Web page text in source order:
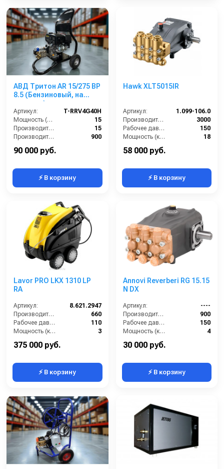
АВД Тритон AR 15/275 ВР
8.5 (Бензиновый, на
тележке)
Артикул:
T-RRV4G40H
Мощность (л/с):
15
Производительность (л/мин):
15
Производительность (л/ч):
900
Рабочее давление (бар):
90 000 руб.
⚡ В корзину
Hawk XLT5015IR
Артикул:
1.099-106.0
Производительность (л/ч):
3000
Рабочее давление (бар):
150
Мощность (кВт):
18
58 000 руб.
⚡ В корзину
Lavor PRO LKX 1310 LP
RA
Артикул:
8.621.2947
Производительность (л/ч):
660
Рабочее давление (бар):
110
Мощность (кВт):
3
375 000 руб.
⚡ В корзину
Annovi Reverberi RG 15.15
N DX
Артикул:
----
Производительность (л/ч):
900
Рабочее давление (бар):
150
Мощность (кВт):
4
30 000 руб.
⚡ В корзину